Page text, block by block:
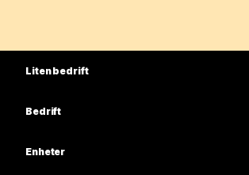
Liten bedrift
Bedrift
Enheter